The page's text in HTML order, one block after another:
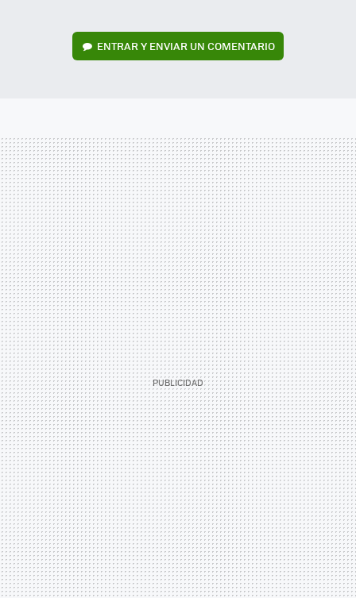
ENTRAR Y ENVIAR UN COMENTARIO